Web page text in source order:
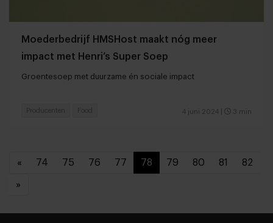
Moederbedrijf HMSHost maakt nóg meer
impact met Henri’s Super Soep
Groentesoep met duurzame én sociale impact
4 juni 2024 3 min
Producenten Food
« 74 75 76 77 78 79 80 81 82
»